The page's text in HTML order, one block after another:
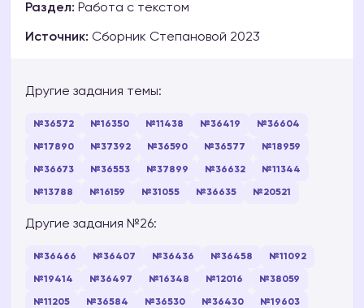
Раздел: Работа с текстом
Источник: Сборник Степановой 2023
Другие задания темы:
№36572 №16350 №11438 №36419 №36604
№17890 №37392 №36590 №36577 №18959
№36673 №36553 №37899 №36632 №11344
№13788 №16159 №31055 №36635 №20521
Другие задания №26:
№36466 №36407 №36436 №36458 №11092
№19414 №36497 №16348 №12016 №38059
№11205 №36584 №36530 №36430 №19603